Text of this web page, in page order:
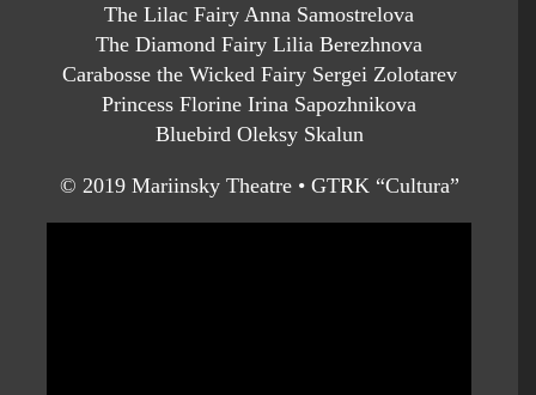
The Lilac Fairy Anna Samostrelova
The Diamond Fairy Lilia Berezhnova
Carabosse the Wicked Fairy Sergei Zolotarev
Princess Florine Irina Sapozhnikova
Bluebird Oleksy Skalun
© 2019 Mariinsky Theatre • GTRK “Cultura”